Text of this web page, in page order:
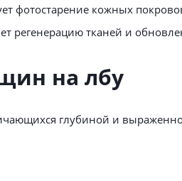
фотостарение кожных
регенерацию тканей и
на лбу
глубиной и